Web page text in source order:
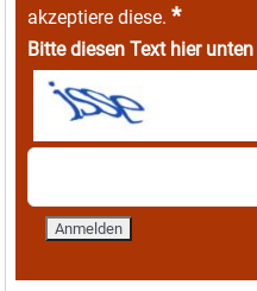
akzeptiere diese. *
Bitte diesen Text hier